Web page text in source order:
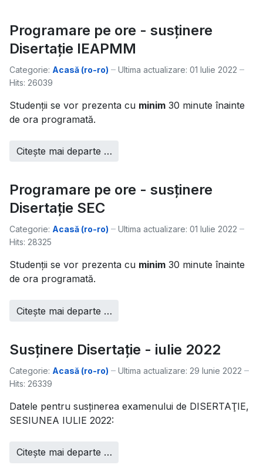
Programare pe ore - susținere
Disertație IEAPMM
Categorie: Acasă (ro-ro)
Ultima actualizare: 01 Iulie 2022
Hits: 26039
Studenții se vor prezenta cu minim 30 minute înainte
de ora programată.
Citește mai departe …
Programare pe ore - susținere
Disertație SEC
Categorie: Acasă (ro-ro)
Ultima actualizare: 01 Iulie 2022
Hits: 28325
Studenții se vor prezenta cu minim 30 minute înainte
de ora programată.
Citește mai departe …
Susținere Disertație - iulie 2022
Categorie: Acasă (ro-ro)
Ultima actualizare: 29 Iunie 2022
Hits: 26339
Datele pentru susţinerea examenului de DISERTAŢIE,
SESIUNEA IULIE 2022:
Citește mai departe …